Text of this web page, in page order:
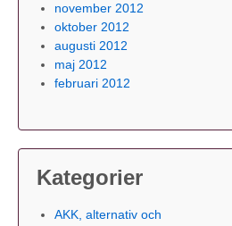
november 2012
oktober 2012
augusti 2012
maj 2012
februari 2012
Kategorier
AKK, alternativ och